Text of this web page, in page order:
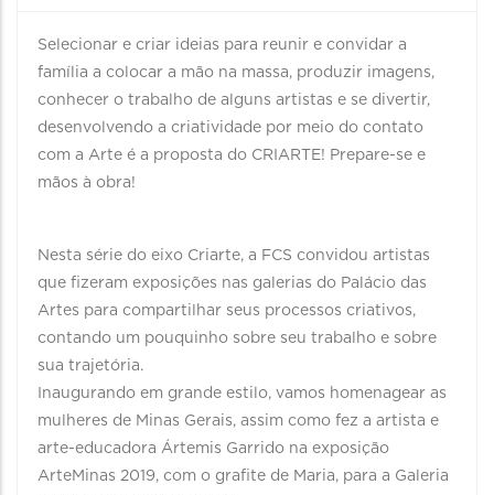
Selecionar e criar ideias para reunir e convidar a
família a colocar a mão na massa, produzir imagens,
conhecer o trabalho de alguns artistas e se divertir,
desenvolvendo a criatividade por meio do contato
com a Arte é a proposta do CRIARTE! Prepare-se e
mãos à obra!
Nesta série do eixo Criarte, a FCS convidou artistas
que fizeram exposições nas galerias do Palácio das
Artes para compartilhar seus processos criativos,
contando um pouquinho sobre seu trabalho e sobre
sua trajetória.
Inaugurando em grande estilo, vamos homenagear as
mulheres de Minas Gerais, assim como fez a artista e
arte-educadora Ártemis Garrido na exposição
ArteMinas 2019, com o grafite de Maria, para a Galeria